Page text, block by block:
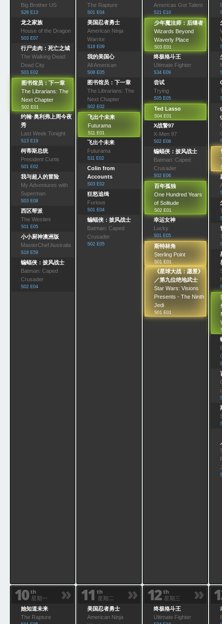
Big Brother US
S28 E13
龙之家族
House of the Dragon
S03 E07
行尸走肉：死亡之城
The Walking Dead:
Dead City
S03 E02
图书馆员：下一章
The Librarians: The
Next Chapter
S02 E01
约翰·奥利弗上周今夜
秀
Last Week Tonight
S13 E19
柯蒂斯总统
President Curtis
S01 E02
我与超人的冒险
My Adventures with
Superman
S03 E08
西区帮派
The Westies
S01 E05
小小厨神澳洲版
MasterChef Australia
S18 E59
蝙蝠侠：披风战士
Batman: Caped
Crusader
S02 E04
The Rapture
S01 E04
美国忍者勇士
American Ninja
Warrior
S18 E09
我的美国心
All American
S08 E05
图书馆员：下一章
The Librarians: The
Next Chapter
S02 E02
飞出个未来
Futurama
S11 E01
飞出个未来
Futurama
S11 E02
Colin from
Accounts
S03 E02
狂怒追缉
Furious
S01 E04
蝙蝠侠：披风战士
Batman: Caped
Crusader
S02 E05
Americas Got Talent
S21 E10
少年魔法师：后继者
Wizards Beyond
Waverly Place
S03 E01
终极格斗王
Ultimate Fighter
S34 E09
尝试
Trying
S05 E05
Ted Lasso
S04 E01
X战警97
X-Men 97
S02 E08
蝙蝠侠：披风战士
Batman: Caped
Crusader
S02 E06
百年孤独
One Hundred Years
of Solitude
S02 E01
幸运女神
Lucky
S01 E05
斯特林角
Sterling Point
S01 E01
《星球大战：愿景》
／第九位绝地武士
Star Wars: Visions
Presents - The Ninth
Jedi
S01 E01
»
10th
星期一
她知道未来
The Rapture
»
11 th
星期二
美国忍者勇士
American Ninja
»
12th
星期三
终极格斗王
Ultimate Fighter